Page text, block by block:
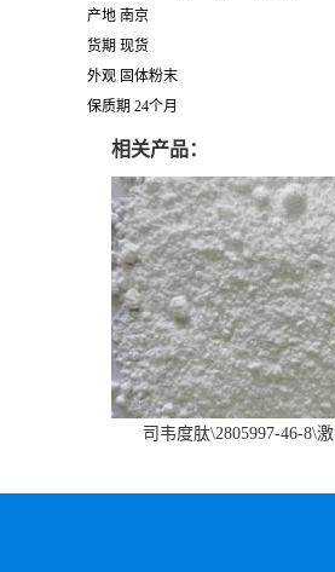
产地 南京
货期 现货
外观 固体粉末
保质期 24个月
相关产品：
司韦度肽\2805997-46-8\